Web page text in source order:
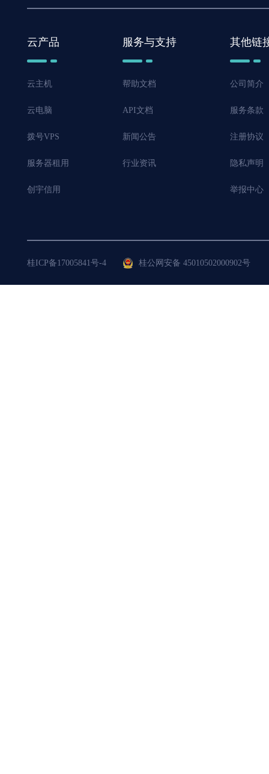
云产品
云主机
云电脑
拨号VPS
服务器租用
创宇信用
服务与支持
帮助文档
API文档
新闻公告
行业资讯
其他链
公司简介
服务条款
注册协议
隐私声明
举报中心
桂ICP备17005841号-4 桂公网安备 45010502000902号